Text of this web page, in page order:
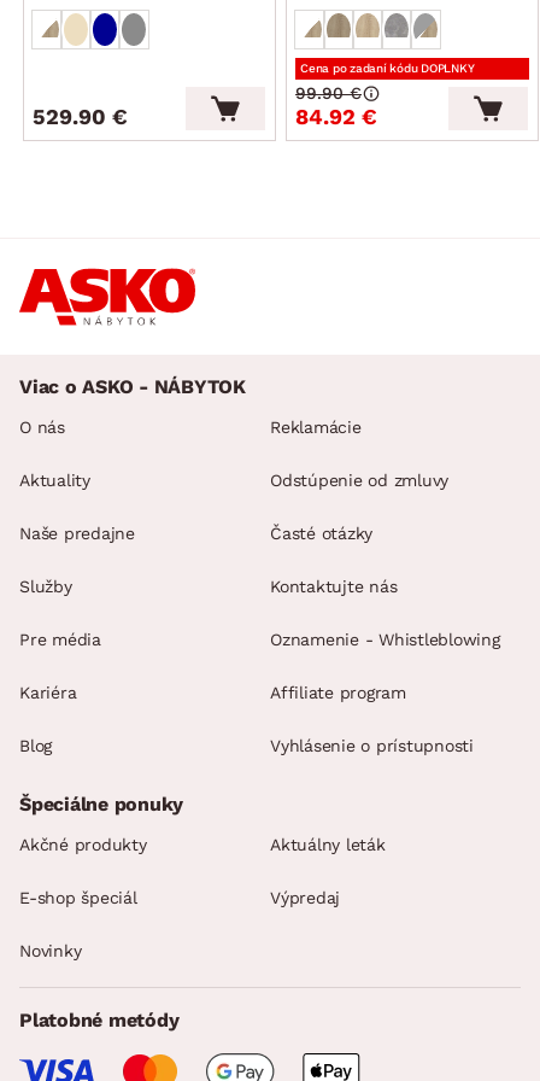
529.90 €
Cena po zadaní kódu DOPLNKY
84.92 €
99.90 €
Viac o ASKO - NÁBYTOK
O nás
Aktuality
Naše predajne
Služby
Pre média
Kariéra
Blog
Reklamácie
Odstúpenie od zmluvy
Časté otázky
Kontaktujte nás
Oznamenie - Whistleblowing
Affiliate program
Vyhlásenie o prístupnosti
Špeciálne ponuky
Akčné produkty Aktuálny leták
E-shop špeciál Výpredaj
Novinky
Platobné metódy